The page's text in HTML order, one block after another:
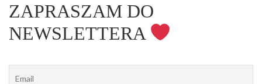
ZAPRASZAM DO
NEWSLETTERA